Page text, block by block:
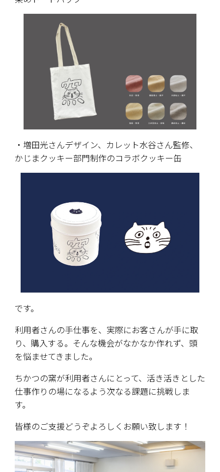
・増田光さんデザイン、カレット水谷さん監修、
かじまクッキー部門制作のコラボクッキー缶
です。
利用者さんの手仕事を、実際にお客さんが手に取
り、購入する。そんな機会がなかなか作れず、頭
を悩ませてきました。
ちかつの窯が利用者さんにとって、活き活きとした
仕事作りの場になるよう次なる課題に挑戦しま
す。
皆様のご支援どうぞよろしくお願い致します！